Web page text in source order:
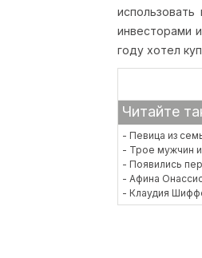
инвесторами
году хотел
Читайте
- Певица из
- Трое мужчин
- Появились
- Афина
- Клаудия